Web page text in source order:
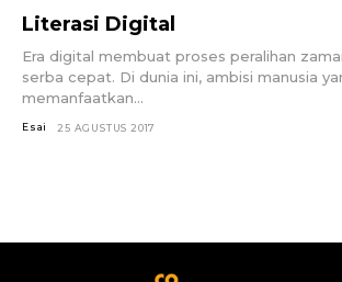
Literasi Digital
Era digital membuat proses peralihan
serba cepat. Di dunia ini, ambisi manusia
memanfaatkan...
Esai 25 AGUSTUS 2017